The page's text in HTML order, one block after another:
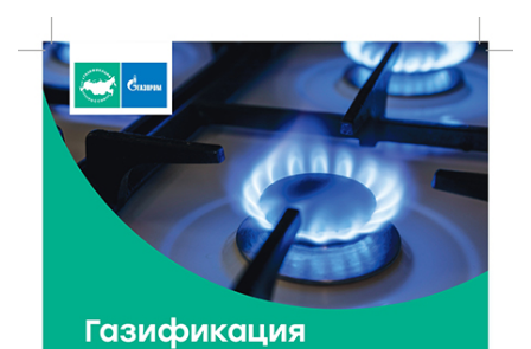
Тверские экологи сняли на видео медвежий обед
8 Авг 2026 14:14 271
Виталий Королев запустил веловолну на Волге в
Калязине
8 Авг 2026 13:37 491
Чем удивит X Международный фестиваль «Калитка»